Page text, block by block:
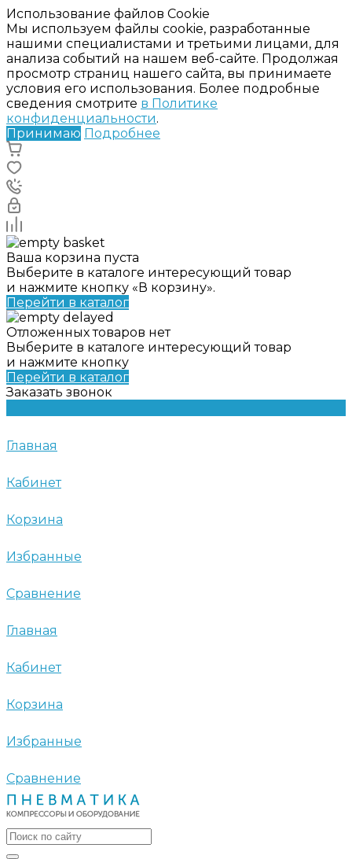
Использование файлов Cookie
Мы используем файлы cookie, разработанные
нашими специалистами и третьими лицами, для
анализа событий на нашем веб-сайте. Продолжая
просмотр страниц нашего сайта, вы принимаете
условия его использования. Более подробные
сведения смотрите в Политике
конфиденциальности.
Принимаю Подробнее
Ваша корзина пуста
Выберите в каталоге интересующий товар
и нажмите кнопку «В корзину».
Перейти в каталог
Отложенных товаров нет
Выберите в каталоге интересующий товар
и нажмите кнопку
Перейти в каталог
Заказать звонок
Главная
Кабинет
Корзина
Избранные
Сравнение
Главная
Кабинет
Корзина
Избранные
Сравнение